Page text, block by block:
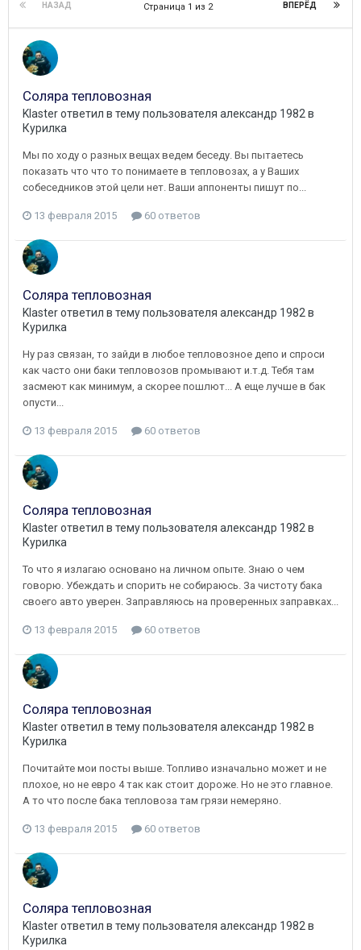
НАЗАД ВПЕРЁД
Страница 1 из 2
Соляра тепловозная
Klasterответил в тему пользователя александр 1982 в
Курилка
Мы по ходу о разных вещах ведем беседу. Вы пытаетесь
показать что что то понимаете в тепловозах, а у Ваших
собеседников этой цели нет. Ваши аппоненты пишут по...
13 февраля 2015 60 ответов
Соляра тепловозная
Klasterответил в тему пользователя александр 1982 в
Курилка
Ну раз связан, то зайди в любое тепловозное депо и спроси
как часто они баки тепловозов промывают и.т.д. Тебя там
засмеют как минимум, а скорее пошлют... А еще лучше в бак
опусти...
13 февраля 2015 60 ответов
Соляра тепловозная
Klasterответил в тему пользователя александр 1982 в
Курилка
То что я излагаю основано на личном опыте. Знаю о чем
говорю. Убеждать и спорить не собираюсь. За чистоту бака
своего авто уверен. Заправляюсь на проверенных заправках...
13 февраля 2015 60 ответов
Соляра тепловозная
Klasterответил в тему пользователя александр 1982 в
Курилка
Почитайте мои посты выше. Топливо изначально может и не
плохое, но не евро 4 так как стоит дороже. Но не это главное.
А то что после бака тепловоза там грязи немеряно.
13 февраля 2015 60 ответов
Соляра тепловозная
Klasterответил в тему пользователя александр 1982 в
Курилка